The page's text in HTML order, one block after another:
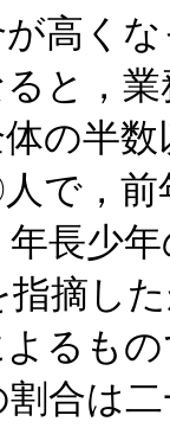
高く
と，業
の半
で，
長少
指摘し
るも
合は